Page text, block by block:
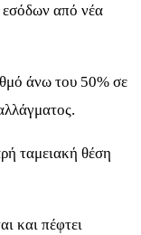
από νέα
άνω του 50% σε
ταμειακή θέση
και πέφτει